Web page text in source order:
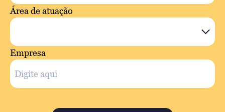
Área de atuação
Empresa